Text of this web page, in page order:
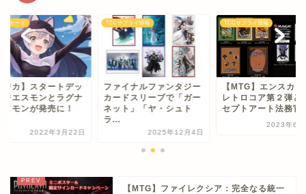
ンカード
ジカ】スタートデッ
ジエスモンとラグナ
ドモンが発売に！
2022年3月22日
TCCサプライ情報
ファイナルファンタジー
カードスリーブで「ガー
ネット」「ヤ・シュト
ラ...
2025年12月4日
TCCサプライ情報
【MTG】エンスカイ
レトロコア第２弾と
セプトアート法務官
2023年6
【MTG】ファイレクシア：完全なる統一